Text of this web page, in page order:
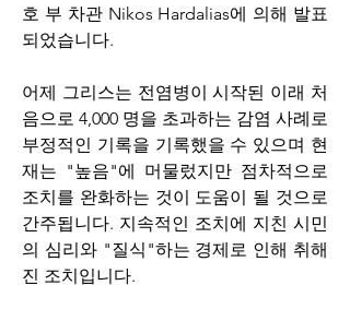
호 부 차관 Nikos Hardalias에 의해 발표
되었습니다.
어제 그리스는 전염병이 시작된 이래 처
음으로 4,000 명을 초과하는 감염 사례로
부정적인 기록을 기록했을 수 있으며 현
재는 "높음"에 머물렀지만 점차적으로
조치를 완화하는 것이 도움이 될 것으로
간주됩니다. 지속적인 조치에 지친 시민
의 심리와 "질식"하는 경제로 인해 취해
진 조치입니다.